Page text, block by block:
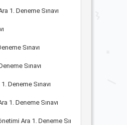
1. Deneme Sınavı
Sınavı
Sınavı
Deneme Sınavı
1. Deneme Sınavı
Ara 1. Deneme Sınavı